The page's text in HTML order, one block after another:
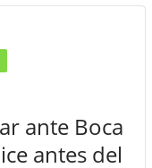
ante Boca
antes del